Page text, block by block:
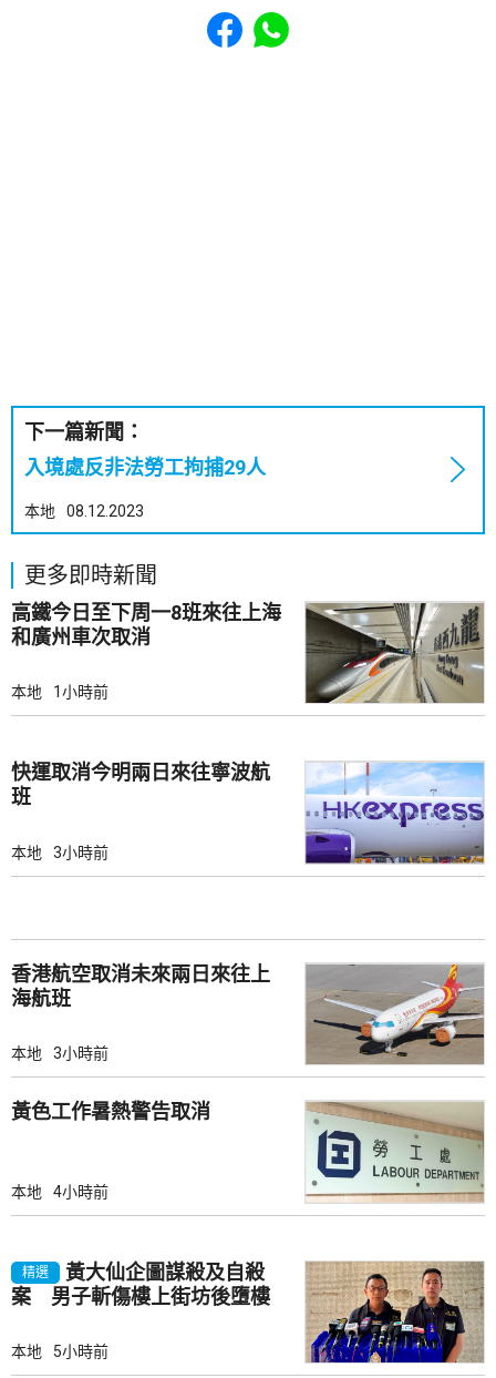
Share to Facebook
Share to WhatsApp
下一篇新聞：
入境處反非法勞工拘捕29人
本地 08.12.2023
更多即時新聞
高鐵今日至下周一8班來往上海
和廣州車次取消
本地 1小時前
快運取消今明兩日來往寧波航
班
本地 3小時前
香港航空取消未來兩日來往上
海航班
本地 3小時前
黃色工作暑熱警告取消
本地 4小時前
精選
黃大仙企圖謀殺及自殺
案 男子斬傷樓上街坊後墮樓
本地 5小時前